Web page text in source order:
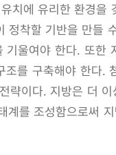
치에 유리한 환경
정착할 기반을 만들
울여야 한다. 또
를 구축해야 한다
략이다. 지방은 더
를 조성함으로써